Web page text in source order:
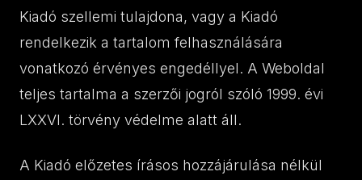
Kiadó szellemi tulajdona, vagy a Kiadó
rendelkezik a tartalom felhasználására
vonatkozó érvényes engedéllyel. A Weboldal
teljes tartalma a szerzői jogról szóló 1999. évi
LXXVI. törvény védelme alatt áll.
A Kiadó előzetes írásos hozzájárulása nélkül